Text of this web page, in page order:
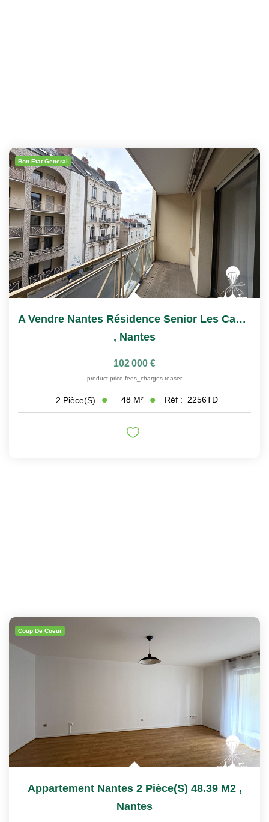
Bon Etat General
A Vendre Nantes Résidence Senior Les Castalies T2
, Nantes
102 000 €
product.price.fees_charges.teaser
2 Pièce(s) 48 M² Réf : 2256TD
Coup De Coeur
Appartement Nantes 2 Pièce(s) 48.39 M2 ,
Nantes